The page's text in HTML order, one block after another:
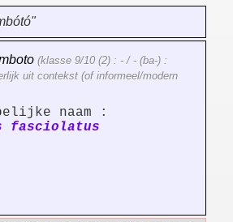
(klasse 9/10 (2) : - / - (ba-) :
uit contekst (of informeel/modern
naam :
fasciolatus